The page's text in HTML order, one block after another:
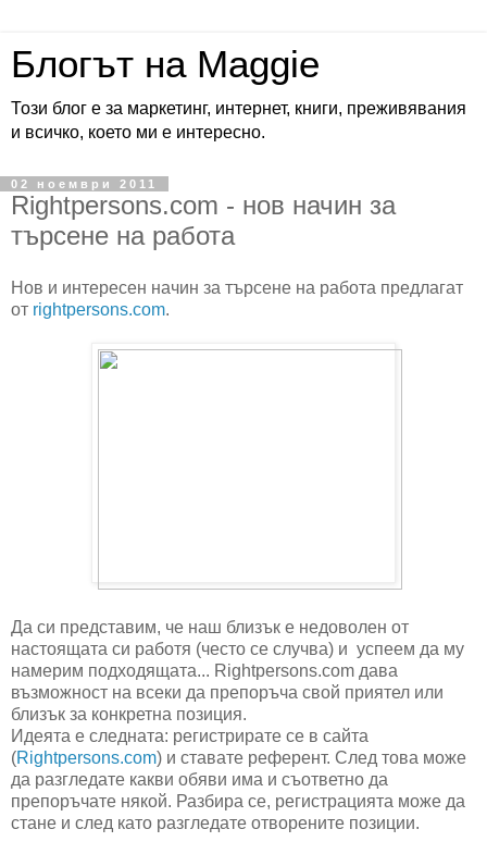
Блогът на Maggie
Този блог е за маркетинг, интернет, книги, преживявания
и всичко, което ми е интересно.
02 ноември 2011
Rightpersons.com - нов начин за
търсене на работа
Нов и интересен начин за търсене на работа предлагат
от rightpersons.com.
Да си представим, че наш близък е недоволен от
настоящата си работя (често се случва) и успеем да му
намерим подходящата... Rightpersons.com дава
възможност на всеки да препоръча свой приятел или
близък за конкретна позиция.
Идеята е следната: регистрирате се в сайта
(Rightpersons.com) и ставате референт. След това може
да разгледате какви обяви има и съответно да
препоръчате някой. Разбира се, регистрацията може да
стане и след като разгледате отворените позиции.